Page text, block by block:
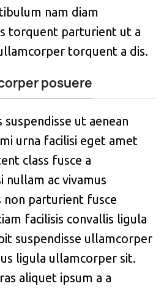
nam diam
torquent parturient ut a
torquent a dis.
posuere
suspendisse ut aenean
urna facilisi eget amet
class fusce a
ac vivamus
non parturient fusce
facilisis convallis ligula
suspendisse ullamcorper
ligula ullamcorper sit.
aliquet ipsum a a